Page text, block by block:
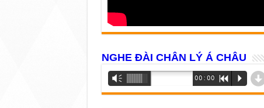
NGHE ĐÀI CHÂN LÝ Á CHÂU
Trình
phát
âm
Vm 00:00 R P